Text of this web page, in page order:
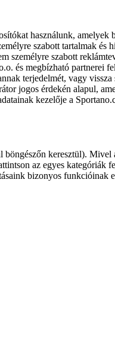
használunk,
szabott tartalmak
személyre szabott
megbízható partnerei
terjedelmét, vagy
jogos érdekén alapul,
kezelője a
keresztül). Mivel
az egyes kategóriák
bizonyos funkcióinak